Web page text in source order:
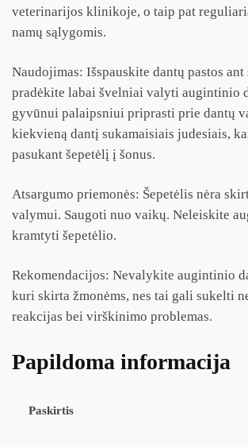
veterinarijos klinikoje, o taip pat
namų sąlygomis.
Naudojimas: Išspauskite dantų pastos
pradėkite labai švelniai valyti augintinio
gyvūnui palaipsniui priprasti prie dantų
kiekvieną dantį sukamaisiais judesiais,
pasukant šepetėlį į šonus.
Atsargumo priemonės: Šepetėlis nėra
valymui. Saugoti nuo vaikų. Neleiskite
kramtyti šepetėlio.
Rekomendacijos: Nevalykite augintinio
kuri skirta žmonėms, nes tai gali sukelti
reakcijas bei virškinimo problemas.
Papildoma informacija
Paskirtis